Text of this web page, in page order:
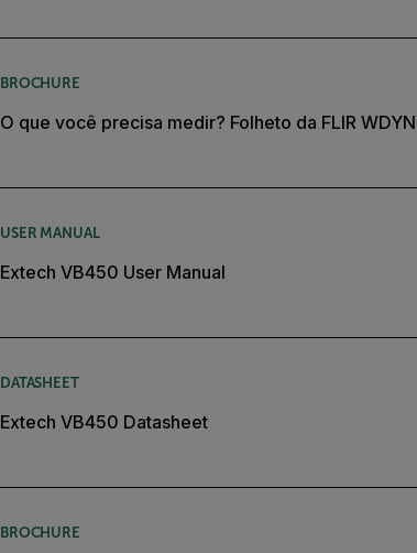
BROCHURE
O que você precisa medir? Folheto da FLIR
USER MANUAL
Extech VB450 User Manual
DATASHEET
Extech VB450 Datasheet
BROCHURE